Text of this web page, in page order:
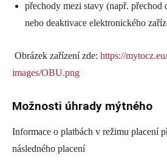
přechody mezi stavy (např. přechod
nebo deaktivace elektronického
Obrázek zařízení zde: https://
images/OBU.png
Možnosti úhrady mýtného
Informace o platbách v režimu placení
následného placení